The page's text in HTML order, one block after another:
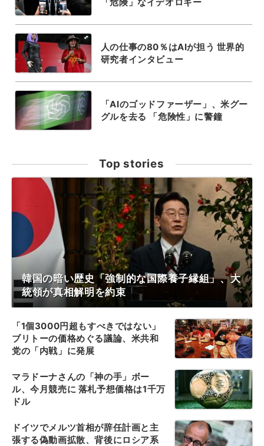
人の仕事の80％はAIが担う 世界的
研究者インタビュー
「AIのゴッドファーザー」、米グー
グルを去る 「危険性」に警鐘
Top stories
韓国の暗い歴史「強制的な国際養子縁組」、大
統領が真相解明を約束
「1個3000円超もすべきではない」
ブリトーの価格めぐる議論、米共和
党の「内戦」に発展
マラドーナさんの「神の手」ボー
ル、今月競売に 落札予想価格は1千万
ドル
ドイツでメルツ首相が辞任計画と主
張する偽動画拡散、背後にロシア系